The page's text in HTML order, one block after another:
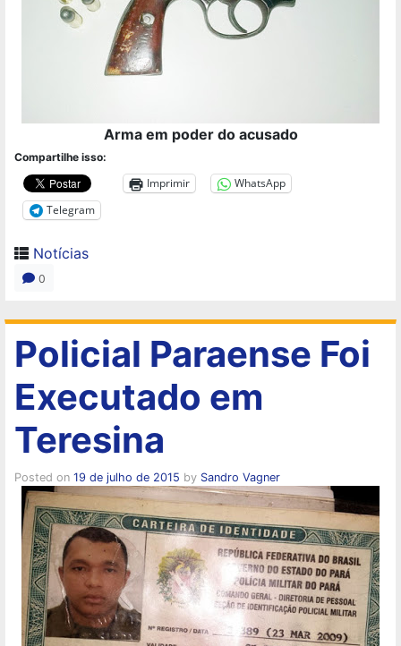
Arma em poder do acusado
Compartilhe isso:
Imprimir
WhatsApp
Telegram
Notícias
0
Policial Paraense Foi
Executado em
Teresina
Posted on 19 de julho de 2015 by Sandro Vagner